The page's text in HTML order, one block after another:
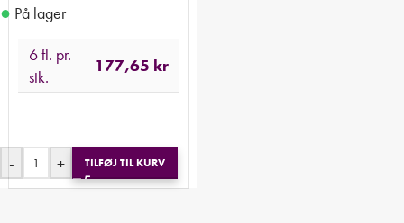
● På lager
6 fl. pr.
stk.
177,65 kr
- + TILFØJ TIL KURV